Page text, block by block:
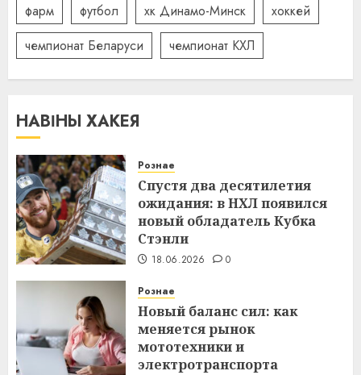
фарм
футбол хк Динамо-Минск
хоккей
чемпионат Беларуси
чемпионат КХЛ
НАВІНЫ ХАКЕЯ
Рознае
Спустя два десятилетия
ожидания: в НХЛ появился
новый обладатель Кубка
Стэнли
18.06.2026 0
Рознае
Новый баланс сил: как
меняется рынок
мототехники и
электротранспорта